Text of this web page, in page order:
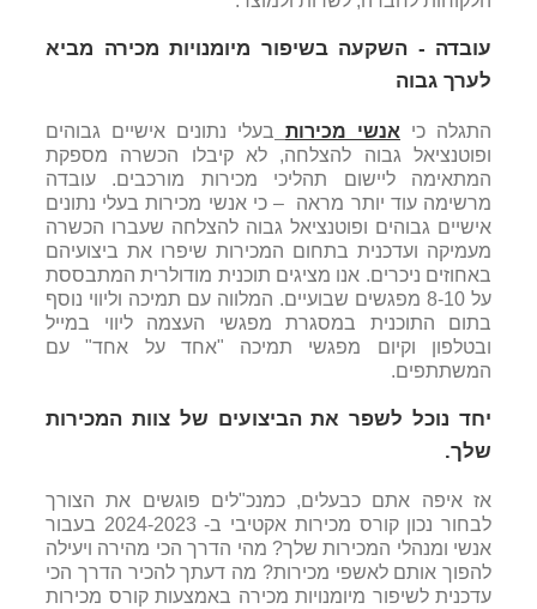
עובדה - השקעה בשיפור מיומנויות מכירה מביא
לערך גבוה
התגלה כי אנשי מכירות בעלי נתונים אישיים גבוהים
ופוטנציאל גבוה להצלחה, לא קיבלו הכשרה מספקת
המתאימה ליישום תהליכי מכירות מורכבים. עובדה
מרשימה עוד יותר מראה – כי אנשי מכירות בעלי נתונים
אישיים גבוהים ופוטנציאל גבוה להצלחה שעברו הכשרה
מעמיקה ועדכנית בתחום המכירות שיפרו את ביצועיהם
באחוזים ניכרים. אנו מציגים תוכנית מודולרית המתבססת
על 8-10 מפגשים שבועיים. המלווה עם תמיכה וליווי נוסף
בתום התוכנית במסגרת מפגשי העצמה ליווי במייל
ובטלפון וקיום מפגשי תמיכה "אחד על אחד" עם
המשתתפים.
יחד נוכל לשפר את הביצועים של צוות המכירות
שלך.
אז איפה אתם כבעלים, כמנכ"לים פוגשים את הצורך
לבחור נכון קורס מכירות אקטיבי ב- 2024-2023 בעבור
אנשי ומנהלי המכירות שלך? מהי הדרך הכי מהירה ויעילה
להפוך אותם לאשפי מכירות? מה דעתך להכיר הדרך הכי
עדכנית לשיפור מיומנויות מכירה באמצעות קורס מכירות